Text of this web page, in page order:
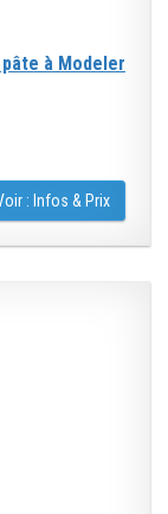
pâte à Modeler
: Infos & Prix